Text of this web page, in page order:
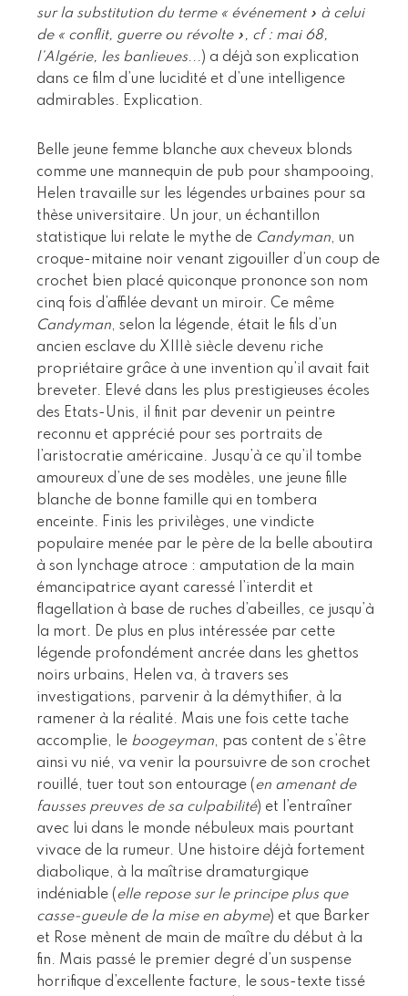
sur la substitution du terme « événement » à celui
de « conflit, guerre ou révolte », cf : mai 68,
l’Algérie, les banlieues...) a déjà son explication
dans ce film d’une lucidité et d’une intelligence
admirables. Explication.
Belle jeune femme blanche aux cheveux blonds
comme une mannequin de pub pour shampooing,
Helen travaille sur les légendes urbaines pour sa
thèse universitaire. Un jour, un échantillon
statistique lui relate le mythe de Candyman, un
croque-mitaine noir venant zigouiller d’un coup de
crochet bien placé quiconque prononce son nom
cinq fois d’affilée devant un miroir. Ce même
Candyman, selon la légende, était le fils d’un
ancien esclave du XIIIè siècle devenu riche
propriétaire grâce à une invention qu’il avait fait
breveter. Elevé dans les plus prestigieuses écoles
des Etats-Unis, il finit par devenir un peintre
reconnu et apprécié pour ses portraits de
l’aristocratie américaine. Jusqu’à ce qu’il tombe
amoureux d’une de ses modèles, une jeune fille
blanche de bonne famille qui en tombera
enceinte. Finis les privilèges, une vindicte
populaire menée par le père de la belle aboutira
à son lynchage atroce : amputation de la main
émancipatrice ayant caressé l’interdit et
flagellation à base de ruches d’abeilles, ce jusqu’à
la mort. De plus en plus intéressée par cette
légende profondément ancrée dans les ghettos
noirs urbains, Helen va, à travers ses
investigations, parvenir à la démythifier, à la
ramener à la réalité. Mais une fois cette tache
accomplie, le boogeyman, pas content de s’être
ainsi vu nié, va venir la poursuivre de son crochet
rouillé, tuer tout son entourage (en amenant de
fausses preuves de sa culpabilité) et l’entraîner
avec lui dans le monde nébuleux mais pourtant
vivace de la rumeur. Une histoire déjà fortement
diabolique, à la maîtrise dramaturgique
indéniable (elle repose sur le principe plus que
casse-gueule de la mise en abyme) et que Barker
et Rose mènent de main de maître du début à la
fin. Mais passé le premier degré d’un suspense
horrifique d’excellente facture, le sous-texte tissé